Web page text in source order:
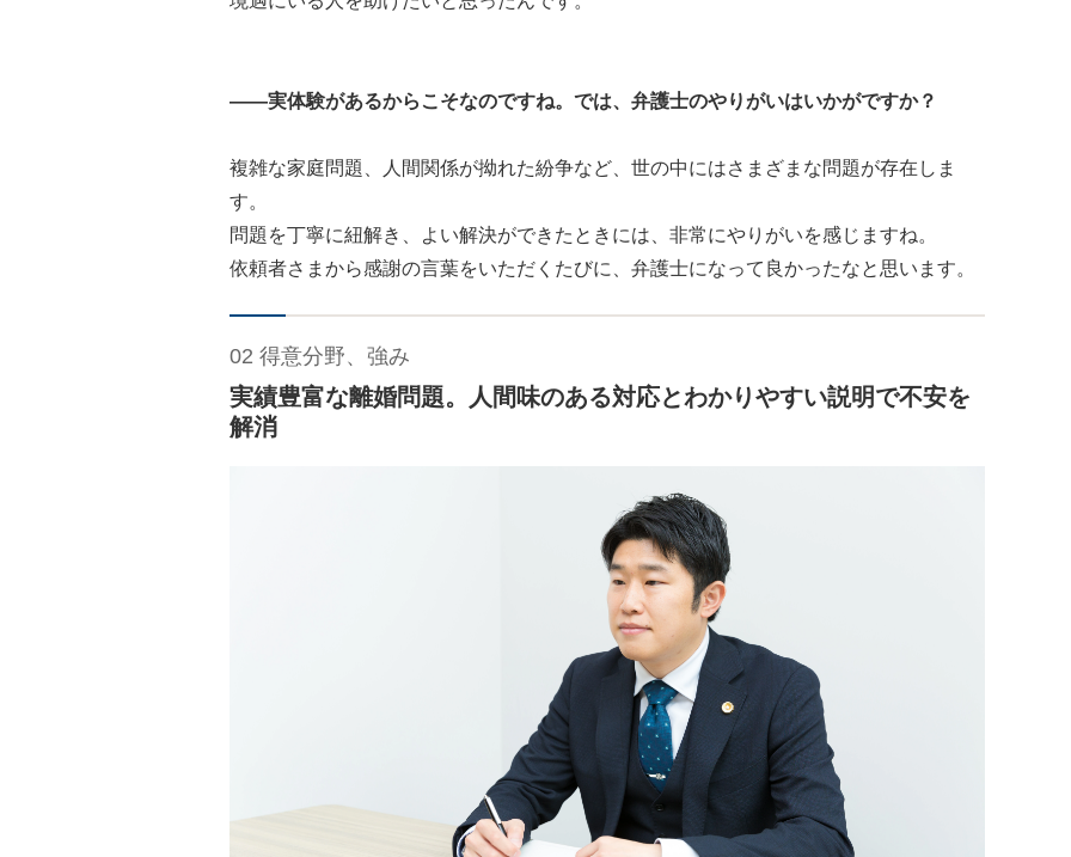
――実体験があるからこそなのですね。では、弁護士のやりがいはいかがですか？
複雑な家庭問題、人間関係が拗れた紛争など、世の中にはさまざまな問題が存在しま
す。
問題を丁寧に紐解き、よい解決ができたときには、非常にやりがいを感じますね。
依頼者さまから感謝の言葉をいただくたびに、弁護士になって良かったなと思います。
02 得意分野、強み
実績豊富な離婚問題。人間味のある対応とわかりやすい説明で不安を
解消